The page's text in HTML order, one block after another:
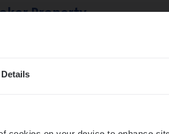
Details
Property